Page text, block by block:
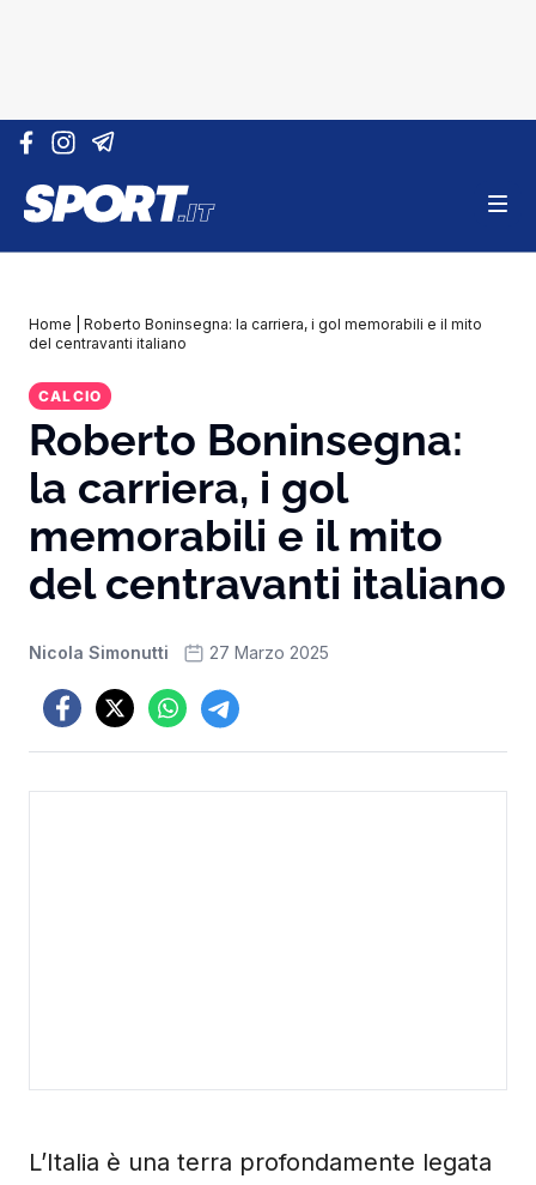
Vai al contenuto
Home
Roberto Boninsegna: la carriera, i gol memorabili e il mito
del centravanti italiano
CALCIO
Roberto Boninsegna:
la carriera, i gol
memorabili e il mito
del centravanti italiano
Nicola Simonutti 27 Marzo 2025
L’Italia è una terra profondamente legata